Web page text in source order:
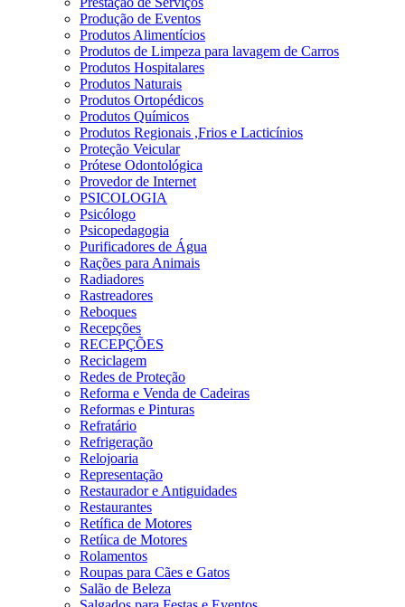
Produção de Eventos
Produtos Alimentícios
Produtos de Limpeza para lavagem de Carros
Produtos Hospitalares
Produtos Naturais
Produtos Ortopédicos
Produtos Químicos
Produtos Regionais ,Frios e Lacticínios
Proteção Veicular
Prótese Odontológica
Provedor de Internet
PSICOLOGIA
Psicólogo
Psicopedagogia
Purificadores de Água
Rações para Animais
Radiadores
Rastreadores
Reboques
Recepções
RECEPÇÕES
Reciclagem
Redes de Proteção
Reforma e Venda de Cadeiras
Reformas e Pinturas
Refratário
Refrigeração
Relojoaria
Representação
Restaurador e Antiguidades
Restaurantes
Retífica de Motores
Retíica de Motores
Rolamentos
Roupas para Cães e Gatos
Salão de Beleza